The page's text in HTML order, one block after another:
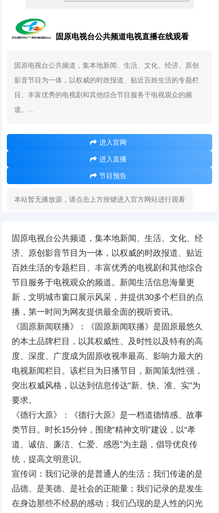
固原电视台公共频道电视直播在线观看
固原电视台公共频道，集本地新闻、生活、文化、经济、原创
影音节目为一体，以权威的时政报道、贴近百姓生活的专题栏
目、丰富优秀的电视剧和其他综合节目服务于电视观众的频
道。...
进入官网
进入直播
节目预告
本站暂无播放源，请点击上方按键进入官方网站进行观看
固原电视台公共频道，集本地新闻、生活、文化、经
济、原创影音节目为一体，以权威的时政报道、贴近
百姓生活的专题栏目、丰富优秀的电视剧和其他综合
节目服务于电视观众的频道。新闻生活信息海量更
新，文明城市窗口展示风采，并提供30多个栏目的点
播，第一时间为网友提供最全面的视听资讯。
《固原新闻联播》：《固原新闻联播》是固原最悠久
的本土品牌栏目，以其权威性、及时性以及特有的高
度、深度、广度成为固原收视率最高、影响力最大的
电视新闻栏目。该栏目为日播节目，新闻策划性强，
突出权威风格，以达到信息传达"新、快、准、实"为
要求。
《德行大原》：《德行大原》是一档道德情感、故事
类节目。时长15分钟，围绕“精神文明”建设，以“孝
道、诚信、廉洁、仁爱、感恩”为主题，倡导优良传
统，提高文明意识。
宣传词：我们记录的是普通人的生活；我们传递的是
品德、是美德、是社会的正能量；我们记录的是发生
在身边那些不经易的感动；我们凸现的是人性的闪光